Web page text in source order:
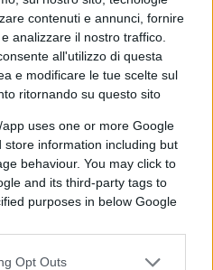
contenuti e annunci, fornire
analizzare il nostro traffico.
all'utilizzo di questa
e modificare le tue scelte sul
ritornando su questo sito
uses one or more Google
information including but
behaviour. You may click to
and its third-party tags to
purposes in below Google
Opt Outs